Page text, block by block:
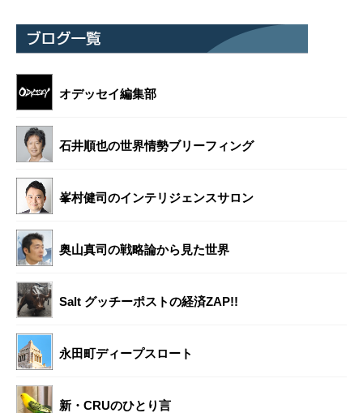
オデッセイ編集部
石井順也の世界情勢ブリーフィング
峯村健司のインテリジェンスサロン
奥山真司の戦略論から見た世界
Salt グッチーポストの経済ZAP!!
永田町ディープスロート
新・CRUのひとり言